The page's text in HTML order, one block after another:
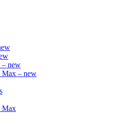
– new
Max – new
Max